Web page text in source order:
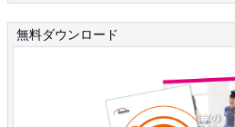
無料ダウンロード